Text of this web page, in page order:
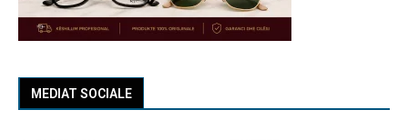
MEDIAT SOCIALE